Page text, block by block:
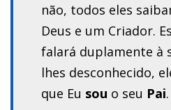
não, todos eles
Deus e um Criador.
falará duplamente à
lhes desconhecido,
que Eu sou o seu Pai.